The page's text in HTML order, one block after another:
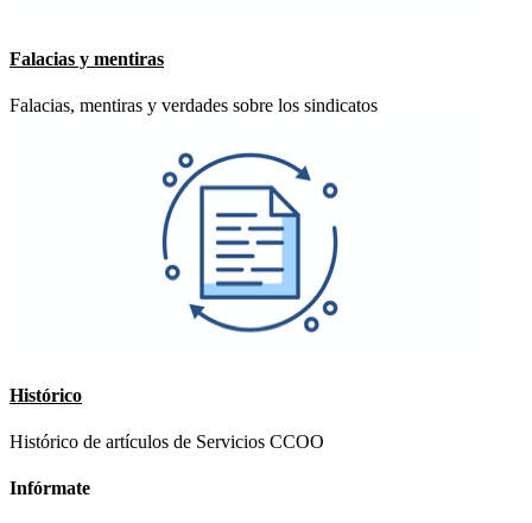
Falacias y mentiras
Falacias, mentiras y verdades sobre los sindicatos
Histórico
Histórico de artículos de Servicios CCOO
Infórmate